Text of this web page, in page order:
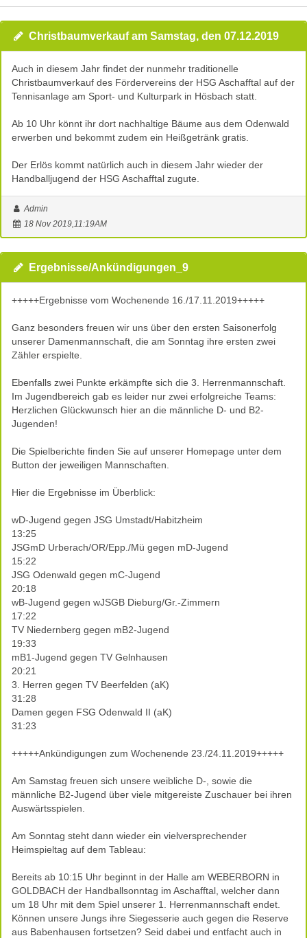
Christbaumverkauf am Samstag, den 07.12.2019
Auch in diesem Jahr findet der nunmehr traditionelle
Christbaumverkauf des Fördervereins der HSG Aschafftal auf der
Tennisanlage am Sport- und Kulturpark in Hösbach statt.
Ab 10 Uhr könnt ihr dort nachhaltige Bäume aus dem Odenwald
erwerben und bekommt zudem ein Heißgetränk gratis.
Der Erlös kommt natürlich auch in diesem Jahr wieder der
Handballjugend der HSG Aschafftal zugute.
Admin
18 Nov 2019,11:19AM
Ergebnisse/Ankündigungen_9
+++++Ergebnisse vom Wochenende 16./17.11.2019+++++
Ganz besonders freuen wir uns über den ersten Saisonerfolg
unserer Damenmannschaft, die am Sonntag ihre ersten zwei
Zähler erspielte.
Ebenfalls zwei Punkte erkämpfte sich die 3. Herrenmannschaft.
Im Jugendbereich gab es leider nur zwei erfolgreiche Teams:
Herzlichen Glückwunsch hier an die männliche D- und B2-
Jugenden!
Die Spielberichte finden Sie auf unserer Homepage unter dem
Button der jeweiligen Mannschaften.
Hier die Ergebnisse im Überblick:
wD-Jugend gegen JSG Umstadt/Habitzheim
13:25
JSGmD Urberach/OR/Epp./Mü gegen mD-Jugend
15:22
JSG Odenwald gegen mC-Jugend
20:18
wB-Jugend gegen wJSGB Dieburg/Gr.-Zimmern
17:22
TV Niedernberg gegen mB2-Jugend
19:33
mB1-Jugend gegen TV Gelnhausen
20:21
3. Herren gegen TV Beerfelden (aK)
31:28
Damen gegen FSG Odenwald II (aK)
31:23
+++++Ankündigungen zum Wochenende 23./24.11.2019+++++
Am Samstag freuen sich unsere weibliche D-, sowie die
männliche B2-Jugend über viele mitgereiste Zuschauer bei ihren
Auswärtsspielen.
Am Sonntag steht dann wieder ein vielversprechender
Heimspieltag auf dem Tableau:
Bereits ab 10:15 Uhr beginnt in der Halle am WEBERBORN in
GOLDBACH der Handballsonntag im Aschafftal, welcher dann
um 18 Uhr mit dem Spiel unserer 1. Herrenmannschaft endet.
Können unsere Jungs ihre Siegesserie auch gegen die Reserve
aus Babenhausen fortsetzen? Seid dabei und entfacht auch in